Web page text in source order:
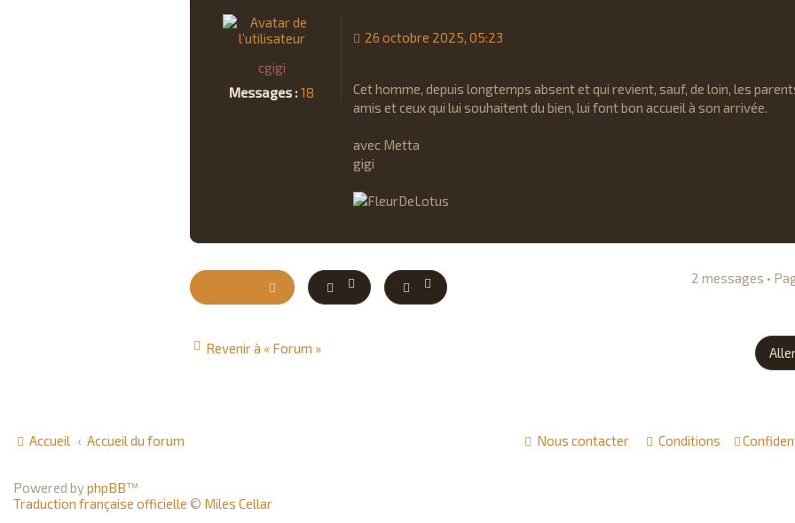
cgigi
Messages :18
26 octobre 2025, 05:23
Cet homme, depuis longtemps absent et qui revient, sauf, de loin, les
amis et ceux qui lui souhaitent du bien, lui font bon accueil à son arrivée.
avec Metta
gigi
2 messages •
Revenir à « Forum »
Accueil Accueil du forum Conditions
Nous contacter
Powered byphpBB™
Traduction française officielle © Miles Cellar